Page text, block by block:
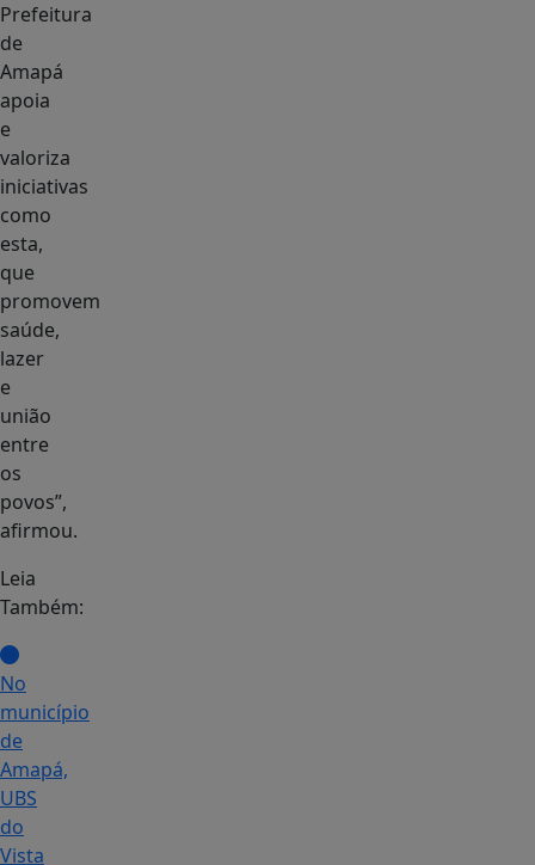
Prefeitura
de
Amapá
apoia
e
valoriza
iniciativas
como
esta,
que
promovem
saúde,
lazer
e
união
entre
os
povos”,
afirmou.
Leia
Também:
No
município
de
Amapá,
UBS
do
Vista